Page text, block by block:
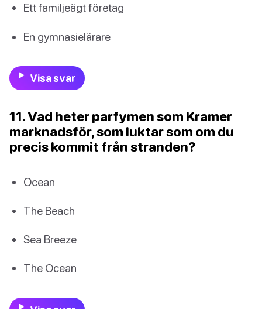
Ett familjeägt företag
En gymnasielärare
Visa svar
11. Vad heter parfymen som Kramer
marknadsför, som luktar som om du
precis kommit från stranden?
Ocean
The Beach
Sea Breeze
The Ocean